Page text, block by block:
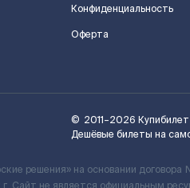
Конфиденциальность
Оферта
© 2011–2026 Купибилет
Дешёвые билеты на
решения» на основании